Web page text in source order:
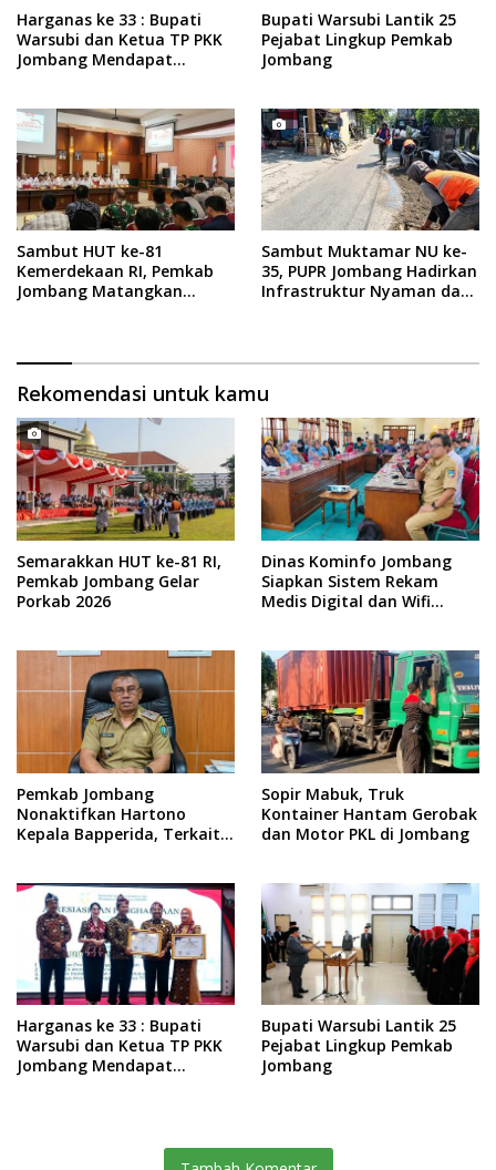
Harganas ke 33 : Bupati
Warsubi dan Ketua TP PKK
Jombang Mendapat
Bupati Warsubi Lantik 25
Pejabat Lingkup Pemkab
Jombang
Sambut HUT ke-81
Kemerdekaan RI, Pemkab
Jombang Matangkan
Sambut Muktamar NU ke-
35, PUPR Jombang Hadirkan
Infrastruktur Nyaman dan
Rekomendasi untuk kamu
Semarakkan HUT ke-81 RI,
Pemkab Jombang Gelar
Porkab 2026
Dinas Kominfo Jombang
Siapkan Sistem Rekam
Medis Digital dan Wifi
Pemkab Jombang
Nonaktifkan Hartono
Kepala Bapperida, Terkait
Sopir Mabuk, Truk
Kontainer Hantam Gerobak
dan Motor PKL di Jombang
Harganas ke 33 : Bupati
Warsubi dan Ketua TP PKK
Jombang Mendapat
Bupati Warsubi Lantik 25
Pejabat Lingkup Pemkab
Jombang